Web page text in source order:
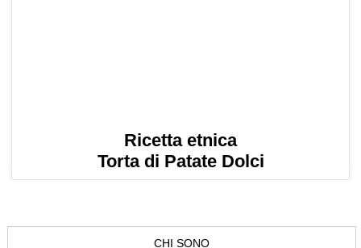
Ricetta etnica
Torta di Patate Dolci
CHI SONO